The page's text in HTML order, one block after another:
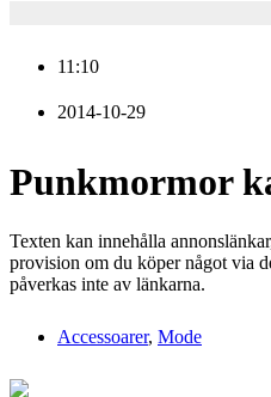
11:10
2014-10-29
Punkmormor
Texten kan innehålla
provision om du köper något via
påverkas inte av länkarna.
Accessoarer, Mode